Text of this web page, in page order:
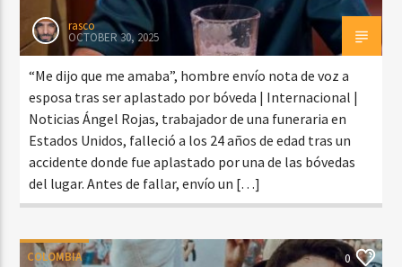
rasco
OCTOBER 30, 2025
“Me dijo que me amaba”, hombre envío nota de voz a
esposa tras ser aplastado por bóveda | Internacional |
Noticias Ángel Rojas, trabajador de una funeraria en
Estados Unidos, falleció a los 24 años de edad tras un
accidente donde fue aplastado por una de las bóvedas
del lugar. Antes de fallar, envío un […]
COLOMBIA 0